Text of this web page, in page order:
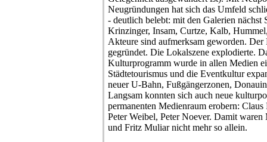
Neugründungen hat sich das Umfeld
- deutlich belebt: mit den Galerien nächst
Krinzinger, Insam, Curtze, Kalb,
Akteure sind aufmerksam geworden.
gegründet. Die Lokalszene explodierte.
Kulturprogramm wurde in allen Medien
Städtetourismus und die Eventkultur
neuer U-Bahn, Fußgängerzonen,
Langsam konnten sich auch neue
permanenten Medienraum erobern:
Peter Weibel, Peter Noever. Damit
und Fritz Muliar nicht mehr so allein.